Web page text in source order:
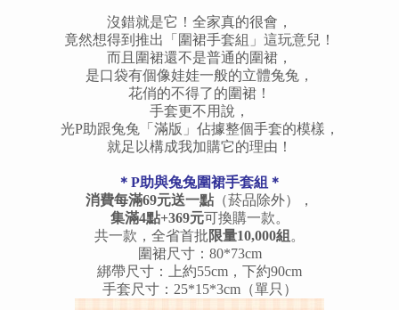
沒錯就是它！全家真的很會，
竟然想得到推出「圍裙手套組」這玩意兒！
而且圍裙還不是普通的圍裙，
是口袋有個像娃娃一般的立體兔兔，
花俏的不得了的圍裙！
手套更不用說，
光P助跟兔兔「滿版」佔據整個手套的模樣，
就足以構成我加購它的理由！
＊P助與兔兔圍裙手套組＊
消費每滿69元送一點 （菸品除外），
集滿4點+369元可換購一款。
共一款，全省首批限量10,000組 。
圍裙尺寸：80*73cm
綁帶尺寸：上約55cm，下約90cm
手套尺寸：25*15*3cm（單只）